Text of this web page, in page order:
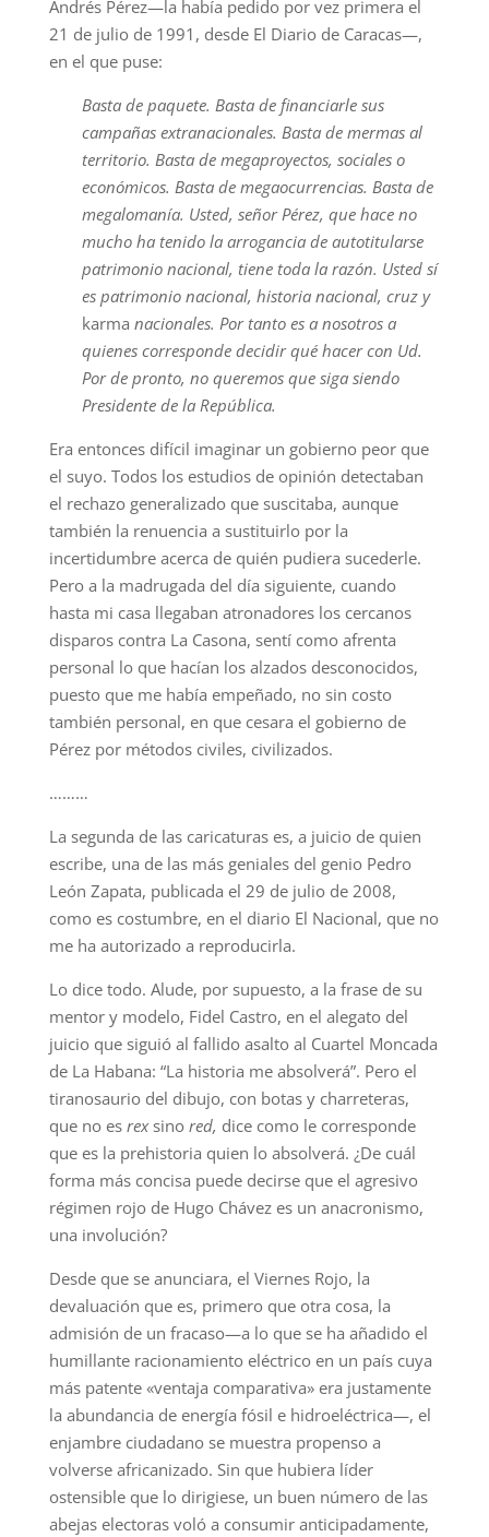
Andrés Pérez—la había pedido por vez primera el
21 de julio de 1991, desde El Diario de Caracas—,
en el que puse:
Basta de paquete. Basta de financiarle sus
campañas extranacionales. Basta de mermas al
territorio. Basta de megaproyectos, sociales o
económicos. Basta de megaocurrencias. Basta de
megalomanía. Usted, señor Pérez, que hace no
mucho ha tenido la arrogancia de autotitularse
patrimonio nacional, tiene toda la razón. Usted sí
es patrimonio nacional, historia nacional, cruz y
karma nacionales. Por tanto es a nosotros a
quienes corresponde decidir qué hacer con Ud.
Por de pronto, no queremos que siga siendo
Presidente de la República.
Era entonces difícil imaginar un gobierno peor que
el suyo. Todos los estudios de opinión detectaban
el rechazo generalizado que suscitaba, aunque
también la renuencia a sustituirlo por la
incertidumbre acerca de quién pudiera sucederle.
Pero a la madrugada del día siguiente, cuando
hasta mi casa llegaban atronadores los cercanos
disparos contra La Casona, sentí como afrenta
personal lo que hacían los alzados desconocidos,
puesto que me había empeñado, no sin costo
también personal, en que cesara el gobierno de
Pérez por métodos civiles, civilizados.
………
La segunda de las caricaturas es, a juicio de quien
escribe, una de las más geniales del genio Pedro
León Zapata, publicada el 29 de julio de 2008,
como es costumbre, en el diario El Nacional, que no
me ha autorizado a reproducirla.
Lo dice todo. Alude, por supuesto, a la frase de su
mentor y modelo, Fidel Castro, en el alegato del
juicio que siguió al fallido asalto al Cuartel Moncada
de La Habana: “La historia me absolverá”. Pero el
tiranosaurio del dibujo, con botas y charreteras,
que no es rexsino red, dice como le corresponde
que es la prehistoria quien lo absolverá. ¿De cuál
forma más concisa puede decirse que el agresivo
régimen rojo de Hugo Chávez es un anacronismo,
una involución?
Desde que se anunciara, el Viernes Rojo, la
devaluación que es, primero que otra cosa, la
admisión de un fracaso—a lo que se ha añadido el
humillante racionamiento eléctrico en un país cuya
más patente «ventaja comparativa» era justamente
la abundancia de energía fósil e hidroeléctrica—, el
enjambre ciudadano se muestra propenso a
volverse africanizado. Sin que hubiera líder
ostensible que lo dirigiese, un buen número de las
abejas electoras voló a consumir anticipadamente,